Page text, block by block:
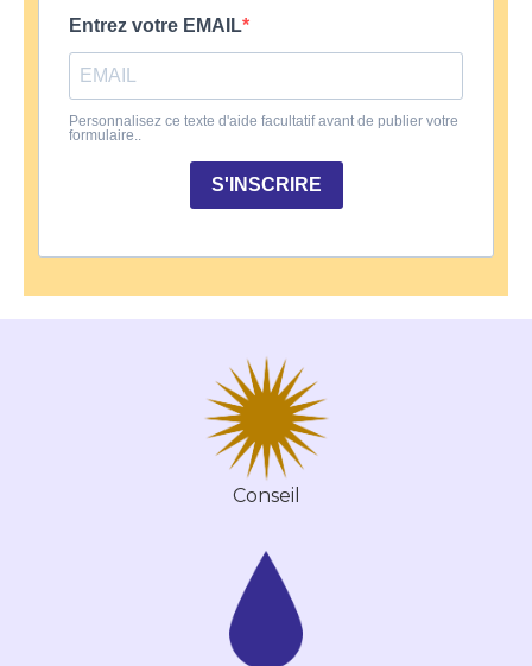
Entrez votre EMAIL
Personnalisez ce texte d'aide facultatif avant de publier votre
formulaire..
S'INSCRIRE
Conseil